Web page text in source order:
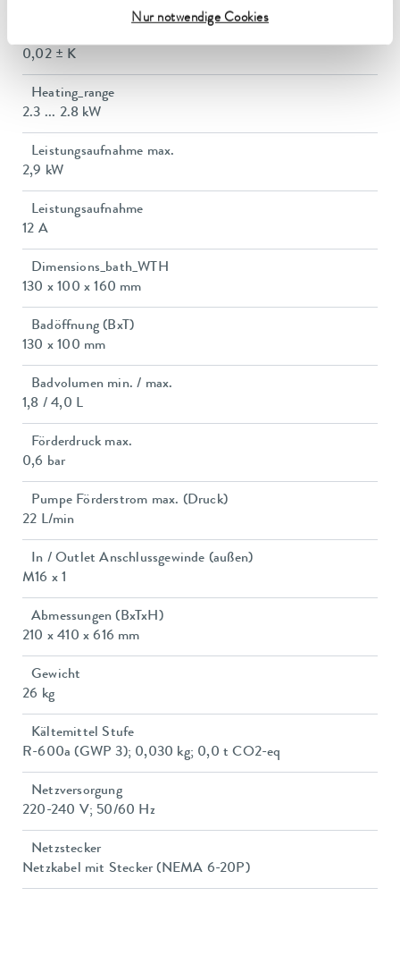
Nur notwendige Cookies
0,02 ± K
Heating_range
2.3 ... 2.8 kW
Leistungsaufnahme max.
2,9 kW
Leistungsaufnahme
12 A
Dimensions_bath_WTH
130 x 100 x 160 mm
Badöffnung (BxT)
130 x 100 mm
Badvolumen min. / max.
1,8 / 4,0 L
Förderdruck max.
0,6 bar
Pumpe Förderstrom max. (Druck)
22 L/min
In / Outlet Anschlussgewinde (außen)
M16 x 1
Abmessungen (BxTxH)
210 x 410 x 616 mm
Gewicht
26 kg
Kältemittel Stufe
R-600a (GWP 3); 0,030 kg; 0,0 t CO2-eq
Netzversorgung
220-240 V; 50/60 Hz
Netzstecker
Netzkabel mit Stecker (NEMA 6-20P)